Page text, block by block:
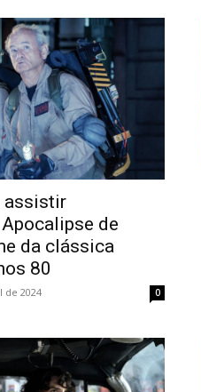
assistir
de
da clássica
80
de 2024 0